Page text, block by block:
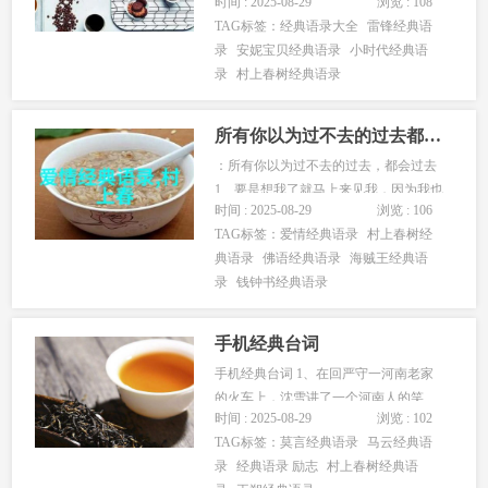
唱的戏热闹多了。 2、我是去卧底啊，
我总得给他们带点见面礼。 3、别人说
咱俩是主仆，在我乔继山心里，咱俩是
兄弟。 4、你这是为了报仇，还是为了
TAG标签：经典语录大全
雷锋经典语
录 安妮宝贝经典语录 小时代经典语
录 村上春树经典语录
所有你以为过不去的过去都会过去
：所有你以为过不去的过去，都会过去
1、要是想我了就马上来见我，因为我也
很想你。2、让我难忘的并不是有谁爱过
我，而是有谁一直爱着我。3、有一天你
会遇到一个彩虹般绚丽的人，从此以
后，其他人都不过是匆匆浮云。4、所谓
时间 : 2025-08-29
浏览 : 106
TAG标签：爱情经典语录 村上春树经
典语录 佛语经典语录 海贼王经典语
录 钱钟书经典语录
手机经典台词
手机经典台词 1、在回严守一河南老家
的火车上，沈雪讲了一个河南人的笑
话：“一个河南人，窝囊，出门老受气，
便天天在家练俯卧撑。爹问：孩儿，你
这是干啥哩？儿说：俺学电视上，练胸
时间 : 2025-08-29
浏览 : 102
TAG标签：莫言经典语录 马云经典语
录 经典语录 励志 村上春树经典语